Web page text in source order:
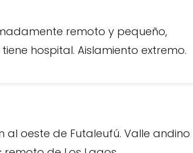
remoto y pequeño,
hospital. Aislamiento extremo.
al oeste de Futaleufú. Valle andino